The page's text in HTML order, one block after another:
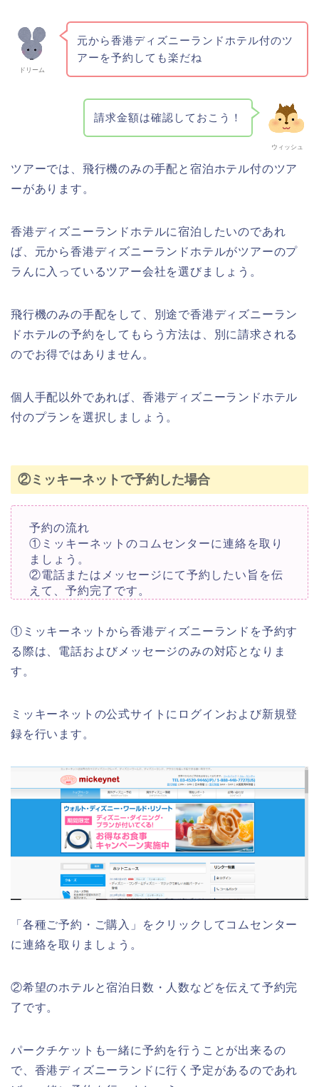
ドリーム
元から香港ディズニーランドホテル付のツ
アーを予約しても楽だね
ウィッシュ
請求金額は確認しておこう！
ツアーでは、飛行機のみの手配と宿泊ホテル付のツア
ーがあります。
香港ディズニーランドホテルに宿泊したいのであれ
ば、元から香港ディズニーランドホテルがツアーのプ
ラんに入っているツアー会社を選びましょう。
飛行機のみの手配をして、別途で香港ディズニーラン
ドホテルの予約をしてもらう方法は、別に請求される
のでお得ではありません。
個人手配以外であれば、香港ディズニーランドホテル
付のプランを選択しましょう。
②ミッキーネットで予約した場合
予約の流れ
①ミッキーネットのコムセンターに連絡を取り
ましょう。
②電話またはメッセージにて予約したい旨を伝
えて、予約完了です。
①ミッキーネットから香港ディズニーランドを予約す
る際は、電話およびメッセージのみの対応となりま
す。
ミッキーネットの公式サイトにログインおよび新規登
録を行います。
「各種ご予約・ご購入」をクリックしてコムセンター
に連絡を取りましょう。
②希望のホテルと宿泊日数・人数などを伝えて予約完
了です。
パークチケットも一緒に予約を行うことが出来るの
で、香港ディズニーランドに行く予定があるのであれ